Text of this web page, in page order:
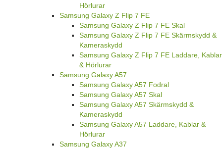
Hörlurar
Samsung Galaxy Z Flip 7 FE
Samsung Galaxy Z Flip 7 FE Skal
Samsung Galaxy Z Flip 7 FE Skärmskydd &
Kameraskydd
Samsung Galaxy Z Flip 7 FE Laddare, Kablar
& Hörlurar
Samsung Galaxy A57
Samsung Galaxy A57 Fodral
Samsung Galaxy A57 Skal
Samsung Galaxy A57 Skärmskydd &
Kameraskydd
Samsung Galaxy A57 Laddare, Kablar &
Hörlurar
Samsung Galaxy A37